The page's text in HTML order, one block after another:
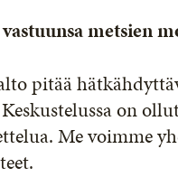
metsien
pitää
on
Me voimme